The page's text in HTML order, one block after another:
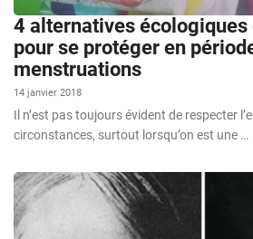
4 alternatives écologiques
pour se protéger en
menstruations
14 janvier 2018
Il n’est pas toujours évident de respecter
circonstances, surtout lorsqu’on est une …